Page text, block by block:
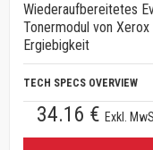
Wiederaufbereitetes
Tonermodul von
Ergiebigkeit
TECH SPECS OVERVIEW
34.16 € Exkl.